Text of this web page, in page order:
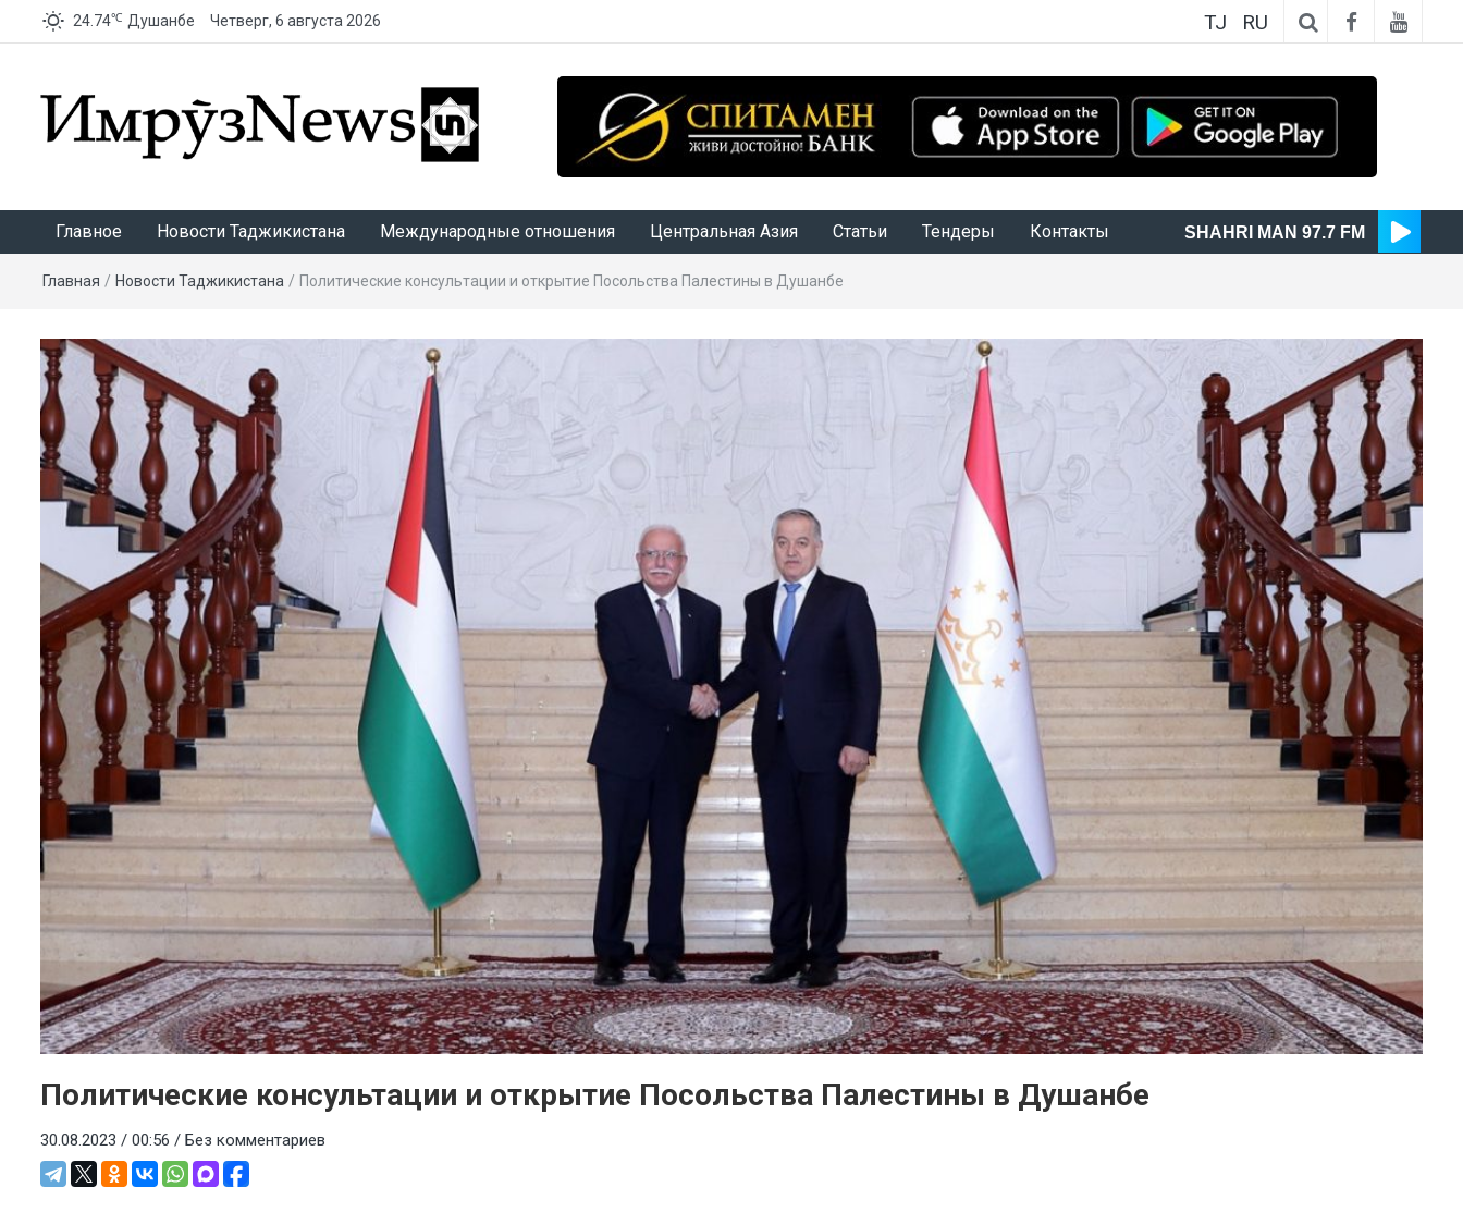
24.74℃ Душанбе Четверг, 6 августа 2026 TJ RU
Главное Новости Таджикистана Международные отношения Центральная Азия Статьи Тендеры Контакты SHAHRI MAN 97.7 FM
Главная / Новости Таджикистана / Политические консультации и открытие Посольства Палестины в Душанбе
Политические консультации и открытие Посольства Палестины в Душанбе
30.08.2023 / 00:56 / Без комментариев